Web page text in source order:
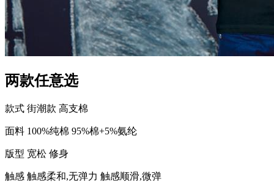
两款任意选
款式 街潮款 高支棉
面料 100%纯棉 95%棉+5%氨纶
版型 宽松 修身
触感 触感柔和,无弹力 触感顺滑,微弹